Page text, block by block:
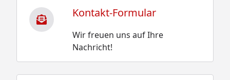
Kontakt-Formular
Wir freuen uns auf Ihre
Nachricht!